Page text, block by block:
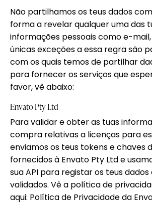
Não partilhamos os teus dados
forma a revelar qualquer uma das
informações pessoais como e-
únicas exceções a essa regra são
com os quais temos de partilhar
para fornecer os serviços que
favor, vê abaixo:
Envato Pty Ltd
Para validar e obter as tuas
compra relativas a licenças para
enviamos os teus tokens e chaves
fornecidos à Envato Pty Ltd e
sua API para registar os teus
validados. Vê a política de
aqui: Política de Privacidade da